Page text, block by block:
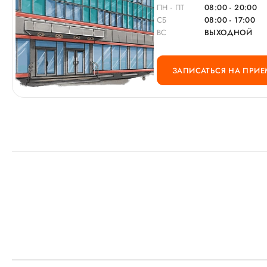
ПН - ПТ
08:00 - 20:00
СБ
08:00 - 17:00
ВС
ВЫХОДНОЙ
ЗАПИСАТЬСЯ НА